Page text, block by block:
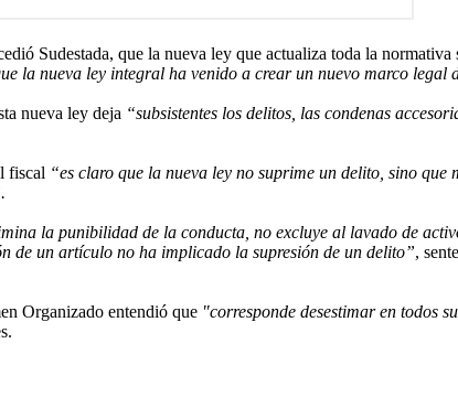
Sudestada, que la nueva ley que actualiza toda la
la nueva ley integral ha venido a crear un nuevo marco
nueva ley deja “subsistentes los delitos, las condenas
fiscal “es claro que la nueva ley no suprime un delito, sino
la punibilidad de la conducta, no excluye al lavado de
de un artículo no ha implicado la supresión de un delito”,
Organizado entendió que "corresponde desestimar en todos